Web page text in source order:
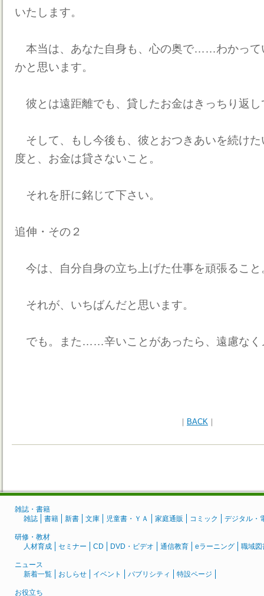
いたします。
本当は、あなた自身も、心の奥で……わかって
かと思います。
彼とは遠距離でも、貸したお金はきっちり返
そして、もし今後も、彼とおつきあいを続け
度と、お金は貸さないこと。
それを肝に銘じて下さい。
追伸・その２
今は、自分自身の立ち上げた仕事を頑張ること
それが、いちばんだと思います。
でも。また……辛いことがあったら、遠慮なく
｜ BACK ｜
雑誌・書籍
雑誌
書籍 新書 文庫 児童書・ＹＡ 家庭通販 コミック デジタル・
研修・教材
人材育成
セミナー CD DVD・ビデオ 通信教育 eラーニング 職域図
ニュース
新着一覧
おしらせ イベント パブリシティ 特設ページ
お役立ち